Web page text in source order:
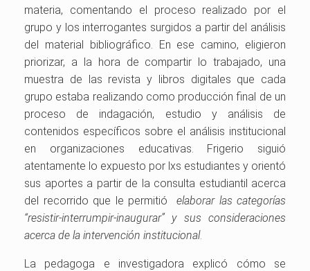
materia, comentando el proceso realizado por el
grupo y los interrogantes surgidos a partir del análisis
del material bibliográfico. En ese camino, eligieron
priorizar, a la hora de compartir lo trabajado, una
muestra de las revista y libros digitales que cada
grupo estaba realizando como producción final de un
proceso de indagación, estudio y análisis de
contenidos específicos sobre el análisis institucional
en organizaciones educativas. Frigerio siguió
atentamente lo expuesto por lxs estudiantes y orientó
sus aportes a partir de la consulta estudiantil acerca
del recorrido que le permitió elaborar las categorías
“resistir-interrumpir-inaugurar” y sus consideraciones
acerca de la intervención institucional.
La pedagoga e investigadora explicó cómo se